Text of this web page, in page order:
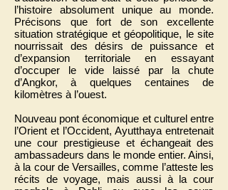
l’histoire absolument unique au monde.
Précisons que fort de son excellente
situation stratégique et géopolitique, le site
nourrissait des désirs de puissance et
d’expansion territoriale en essayant
d’occuper le vide laissé par la chute
d’Angkor, à quelques centaines de
kilomètres à l’ouest.
Nouveau pont économique et culturel entre
l’Orient et l’Occident, Ayutthaya entretenait
une cour prestigieuse et échangeait des
ambassadeurs dans le monde entier. Ainsi,
à la cour de Versailles, comme l’atteste les
récits de voyage, mais aussi à la cour